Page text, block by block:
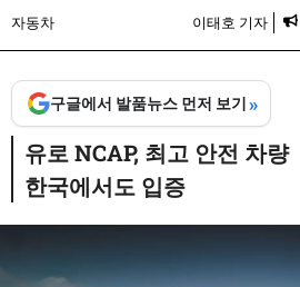
자동차 이태호 기자
구글에서 발품뉴스 먼저 보기»
유로 NCAP, 최고 안전 차량
한국에서도 입증